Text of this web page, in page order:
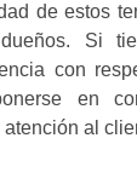
de estos
Si
con
en
al